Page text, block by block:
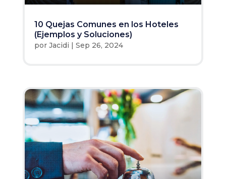
10 Quejas Comunes en los Hoteles
(Ejemplos y Soluciones)
por Jacidi Sep 26, 2024